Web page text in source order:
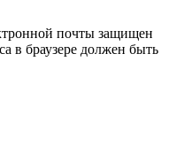
почты защищен
в браузере должен быть